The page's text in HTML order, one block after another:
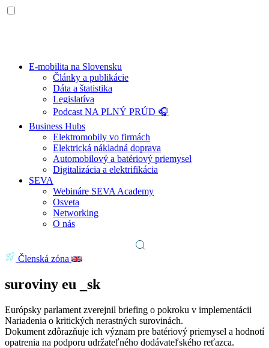
E-mobilita na Slovensku
Články a publikácie
Dáta a štatistika
Legislatíva
Podcast NA PLNÝ PRÚD 🎧
Business Hubs
Elektromobily vo firmách
Elektrická nákladná doprava
Automobilový a batériový priemysel
Digitalizácia a elektrifikácia
SEVA
Webináre SEVA Academy
Osveta
Networking
O nás
Členská zóna
suroviny eu _sk
Európsky parlament zverejnil briefing o pokroku v implementácii
Nariadenia o kritických nerastných surovinách.
Dokument zdôrazňuje ich význam pre batériový priemysel a hodnotí
opatrenia na podporu udržateľného dodávateľského reťazca.